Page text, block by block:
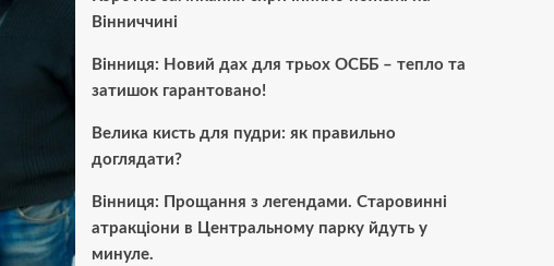
Вінниччині
Вінниця: Новий дах для трьох ОСББ – тепло та
затишок гарантовано!
Велика кисть для пудри: як правильно
доглядати?
Вінниця: Прощання з легендами. Старовинні
атракціони в Центральному парку йдуть у
минуле.